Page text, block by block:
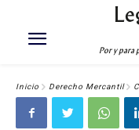
Por y para
Inicio Derecho Mercantil